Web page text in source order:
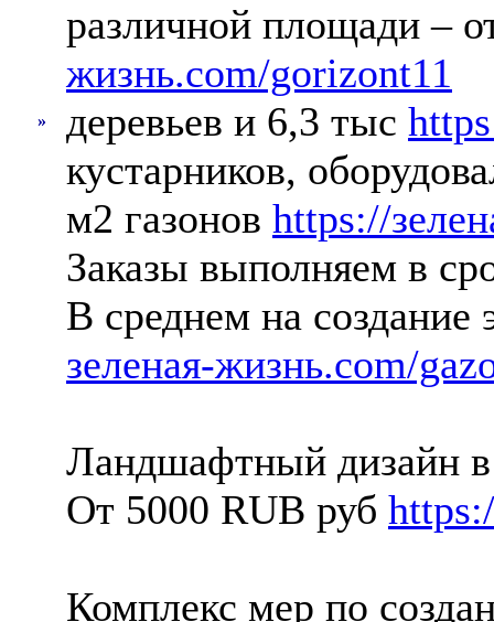
»
различной площади –
жизнь.com/gorizont11
деревьев и 6,3 тыс
кустарников,
м2 газонов https://
Заказы выполняем в
В среднем на создание
зеленая-жизнь.com/
Ландшафтный дизайн
От 5000 RUB руб
Комплекс мер по